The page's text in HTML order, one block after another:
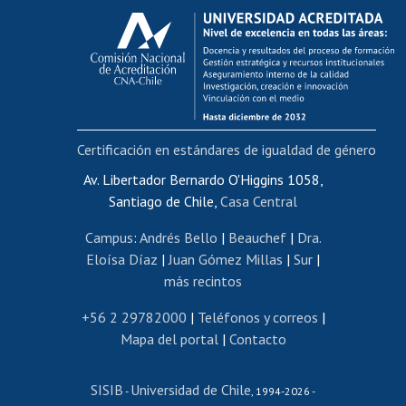
Calificación académica
Postulación al AUCAI
Funcionarias/os
Cursos internos de capacitación
Bienestar del personal
Portal de movilidad interna
Certificado de renta
Certificado de renta honorarios
Editar páginas blancas
Extranjeras/os
Revalidación y reconocimiento de títulos
Postulación al Programa de Movilidad Estudiantil
Cursos de español
Av. Libertador Bernardo O'Higgins 1058,
Santiago de Chile, Casa Central
Campus: Andrés Bello | Beauchef| Dra.
Eloísa Díaz | Juan Gómez Millas | Sur |
más recintos
+56 2 29782000 | Teléfonos y correos |
Mapa del portal| Contacto
SISIB - Universidad de Chile , 1994-2026 -
Certificación en estándares de igualdad de género